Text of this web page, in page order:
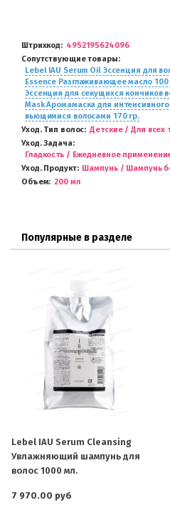
Штрихкод
4952195624096
Сопутствующие товары
Lebel IAU Serum Oil Эссенция для
Essence Разглаживающее масло 100
Эссенция для секущихся кончиков
Mask Аромамаска для
вьющимися волосами 170 гр.
Уход. Тип волос
Детские / Для всех
Уход. Задача
Гладкость / Ежедневное
Уход. Продукт
Шампунь / Шампунь
Объем
200 мл
Популярные в разделе
Lebel IAU Serum Cleansing
Увлажняющий шампунь для
волос 1000 мл.
7 970.00 руб